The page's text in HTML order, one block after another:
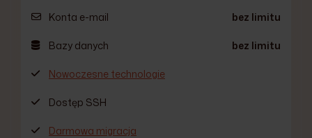
Konta e-mail bez limitu
Bazy danych bez limitu
Nowoczesne technologie
Dostęp SSH
Darmowa migracja